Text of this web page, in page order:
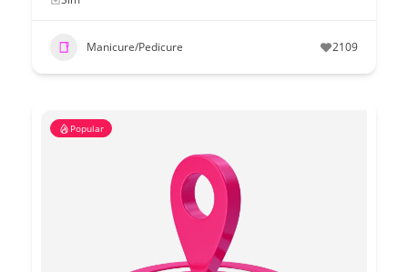
Manicure/Pedicure 2109
Popular